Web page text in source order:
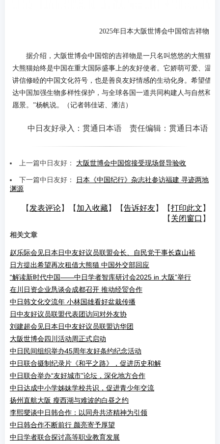
2025年日本大阪世博会中国馆吉祥物
据介绍，大阪世博会中国馆的吉祥物是一只名叫悠悠的大熊猫。
大熊猫始终是中国在重大国际盛事上的友好使者。它娇萌可爱、温
讲信修睦的中国文化符号，也是善良友好情感的生动化身。希望借
达中国加强生物多样性保护，与全球各国一道共同构建人与自然和
愿景。”杨帆说。（记者韩佳诺、潘洁）
中日友好录入：贯通日本语 责任编辑：贯通日本语
上一篇中日友好： 大阪世博会中国馆接受现场督导验收
下一篇中日友好：
日本《中国纪行》杂志社参访福建 寻迹两地
渊源
【 发表评论】【 加入收藏】【告诉好友】【打印此文 】
【 关闭窗口 】
相关文章
赵乐际会见日本日中友好议员联盟会长、自民党干事长森山裕
日方提出希望再次租借大熊猫 中国外交部回应
“解读新时代中国——中日学者智库研讨会2025 in 大阪”举行
在川日资企业恳谈会成都召开 推动经贸合作
中日韩文化交流年 小林国雄看好盆栽传播
日中友好议员联盟代表团访问对外友协
刘建超会见日本日中友好议员联盟访华团
大阪世博会四川活动周正式启动
中日民间组织举办45周年友好条约纪念活动
中日联合摄制纪录片《和平之路》，促进历史和解
中日联合举办“友好城市”论坛，深化地方合作
中日达成中小学姊妹学校共识，促进青少年交流
扬州直航大阪 瘦西湖与难波的白昼之约
李熙燮谈中日韩合作：以同舟共济精神为引领
中日韩合作不断前行 颜亮寄予厚望
中日学者联合探讨高等职业教育发展